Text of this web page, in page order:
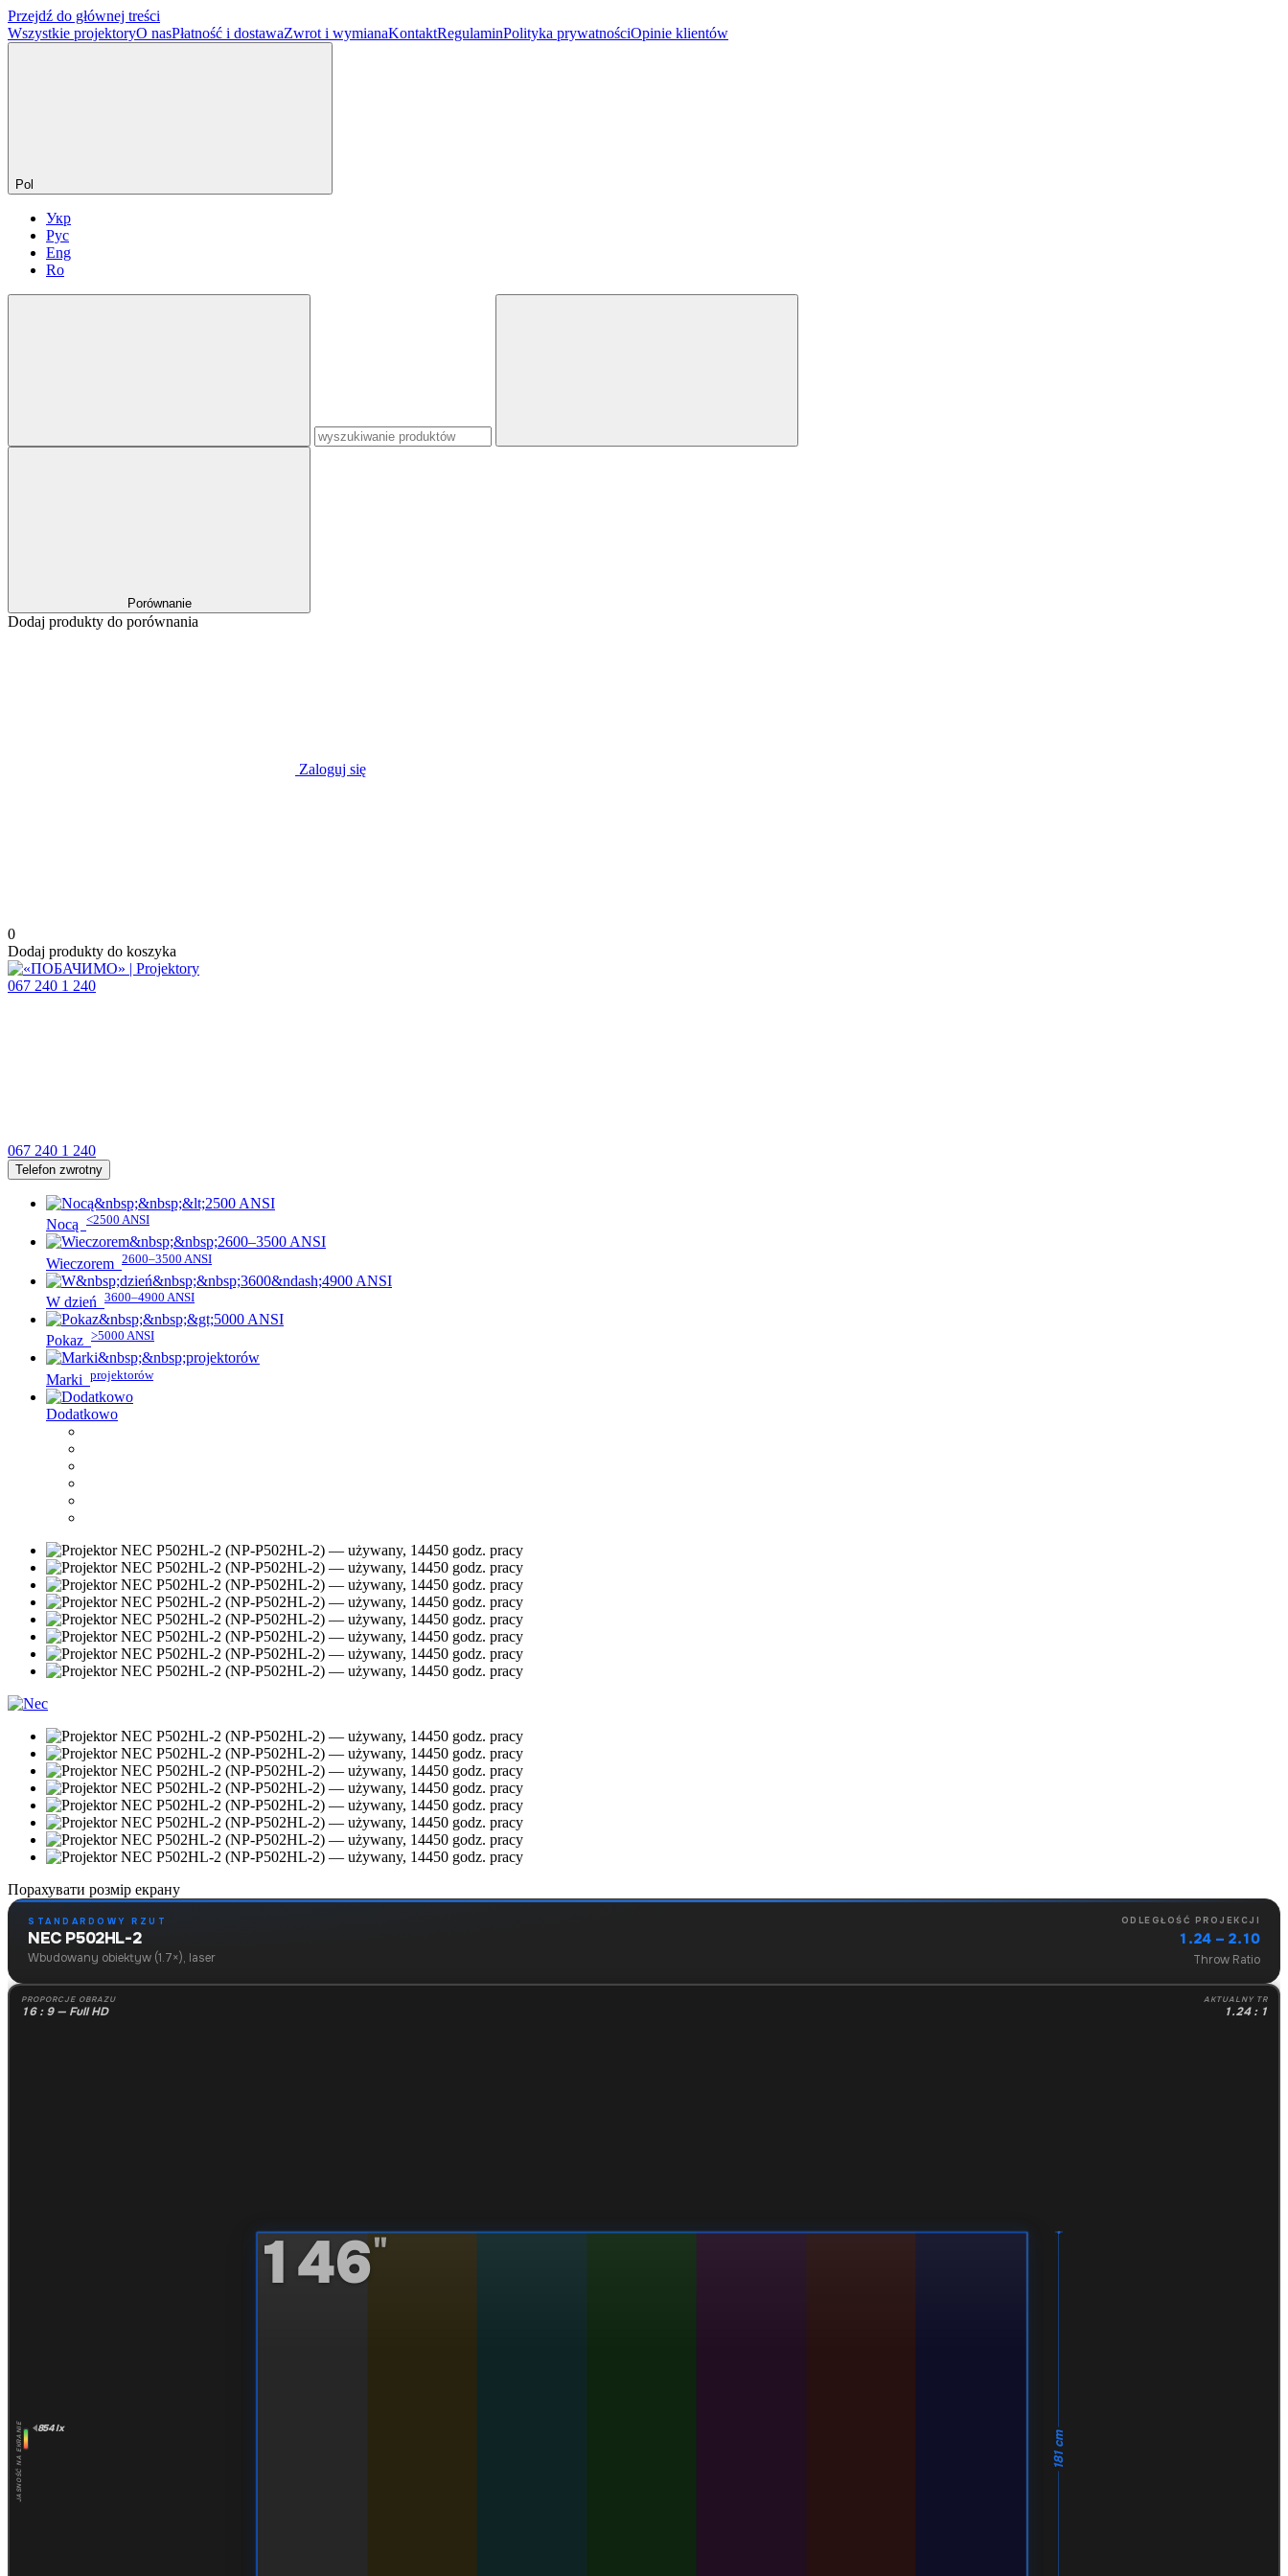
Przejdź do głównej treści
Wszystkie projektoryO nasPłatność i dostawaZwrot i wymianaKontaktRegulaminPolityka prywatnościOpinie klientów
Pol
Укр
Рус
Eng
Ro
Porównanie
Dodaj produkty do porównania
Zaloguj się
0
Dodaj produkty do koszyka
067 240 1 240
067 240 1 240
Telefon zwrotny
Nocą <2500 ANSI
Wieczorem 2600–3500 ANSI
W dzień 3600–4900 ANSI
Pokaz >5000 ANSI
Marki projektorów
Dodatkowo
Порахувати розмір екрану
STANDARDOWY RZUT
NEC P502HL-2
Wbudowany obiektyw (1.7×), laser
ODLEGŁOŚĆ PROJEKCJI
1.24 – 2.10
Throw Ratio
PROPORCJE OBRAZU
16 : 9 — Full HD
AKTUALNY TR
1.24 : 1
146"
181 cm
JASNOŚĆ NA EKRANIE 854 lx